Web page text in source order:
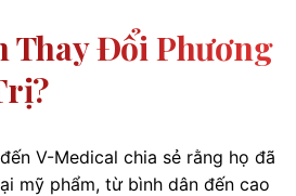
Thay Đổi Phương
V-Medical chia sẻ rằng họ đã
mỹ phẩm, từ bình dân đến cao